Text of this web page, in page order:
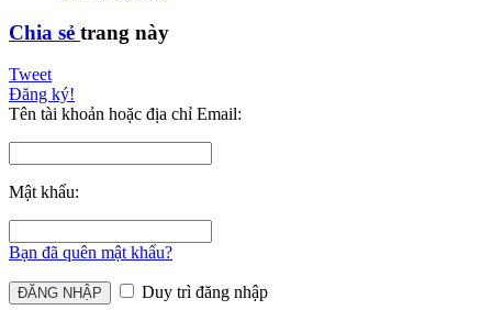
Chia sẻ trang này
Tweet
Đăng ký!
Tên tài khoản hoặc địa chỉ Email:
Mật khẩu:
Bạn đã quên mật khẩu?
Duy trì đăng nhập